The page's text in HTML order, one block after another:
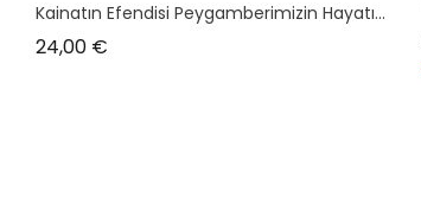
Kainatın Efendisi Peygamberimizin Hayatı...
24,00 €